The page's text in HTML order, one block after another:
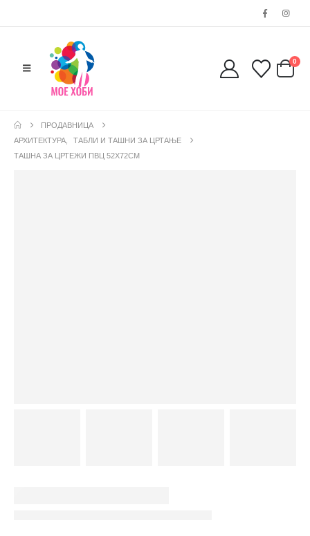
0
ПРОДАВНИЦА
АРХИТЕКТУРА
ТАБЛИ И ТАШНИ ЗА ЦРТАЊЕ
ТАШНА ЗА ЦРТЕЖИ ПВЦ 52X72CM